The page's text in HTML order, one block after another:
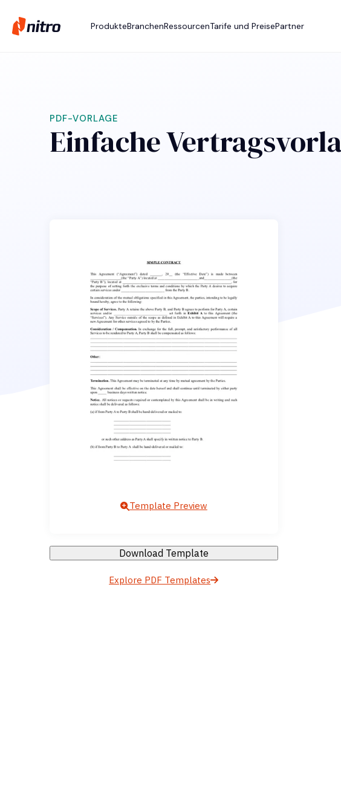
ProdukteBranchenRessourcenTarife und PreisePartner
PDF-VORLAGE
Einfache
Template Preview
Download Template
Explore PDF Templates